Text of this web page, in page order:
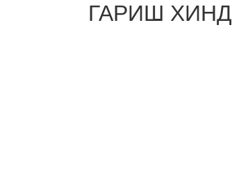
ГАРИШ ХИНД